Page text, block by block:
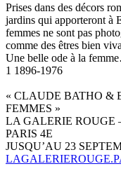
Prises dans des décors
jardins qui apporteront à
femmes ne sont pas
comme des êtres bien
Une belle ode à la
1 1896-1976
« CLAUDE BATHO &
FEMMES »
LA GALERIE ROUGE
PARIS 4E
JUSQU’AU 23